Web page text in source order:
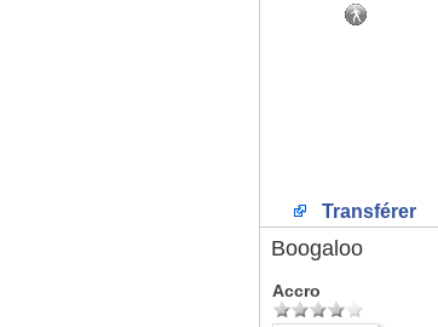
Transférer
Boogaloo
Accro